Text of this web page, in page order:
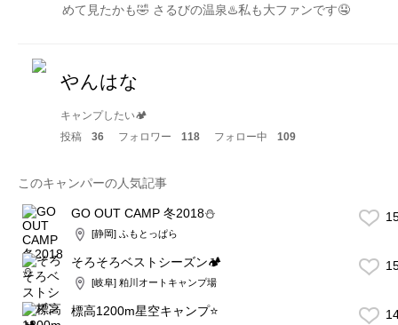
めて見たかも🤣 さるびの温泉♨️私も大ファンです🤤
やんはな
キャンプしたい🏕
投稿
36 フォロワー 118 フォロー中 109
このキャンパーの人気記事
GO OUT CAMP 冬2018⛄️
[静岡] ふもとっぱら
そろそろベストシーズン🏕
[岐阜] 粕川オートキャンプ場
標高1200m星空キャンプ⭐️